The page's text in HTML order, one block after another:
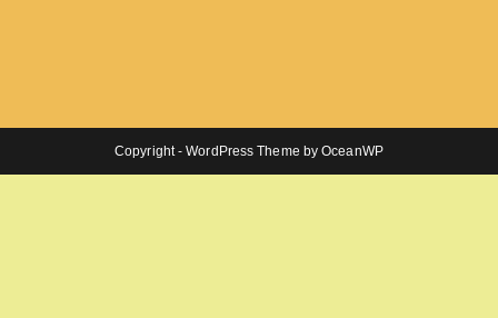
Copyright - WordPress Theme by OceanWP